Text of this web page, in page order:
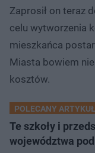
Zaprosił on teraz
celu wytworzenia
mieszkańca
Miasta bowiem
kosztów.
POLECANY
Te szkoły i
województwa